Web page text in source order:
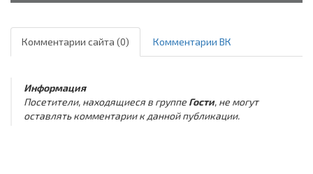
Комментарии сайта (0) Комментарии ВК
Информация
Посетители, находящиеся в группе Гости, не могут
оставлять комментарии к данной публикации.